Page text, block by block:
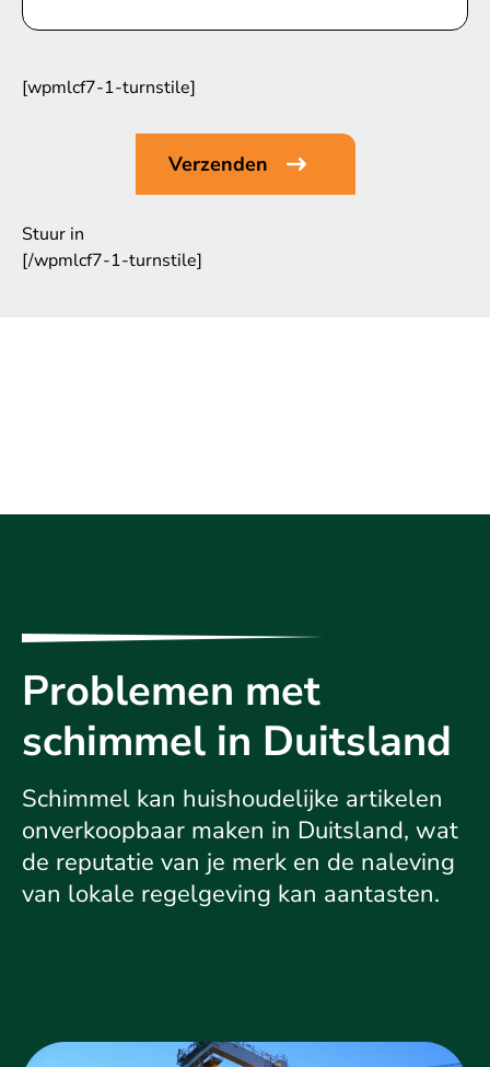
[wpmlcf7-1-turnstile]
Stuur in
[/wpmlcf7-1-turnstile]
Problemen met
schimmel in Duitsland
Schimmel kan huishoudelijke artikelen
onverkoopbaar maken in Duitsland, wat
de reputatie van je merk en de naleving
van lokale regelgeving kan aantasten.